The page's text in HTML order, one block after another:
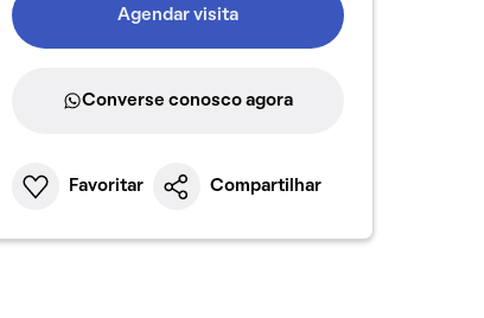
Agendar visita
Converse conosco agora
Favoritar Compartilhar